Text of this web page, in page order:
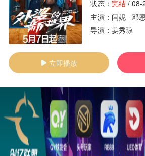
状态： 完结/ 08-
主演： 闫妮 邓
导演： 姜秀琼
 立即播放